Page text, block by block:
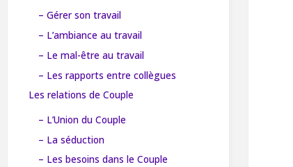
– Gérer son travail
– L’ambiance au travail
– Le mal-être au travail
– Les rapports entre collègues
Les relations de Couple
– L’Union du Couple
– La séduction
– Les besoins dans le Couple